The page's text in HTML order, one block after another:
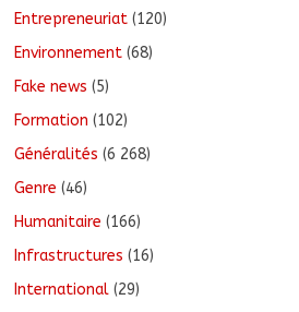
Entrepreneuriat (120)
Environnement (68)
Fake news (5)
Formation (102)
Généralités (6 268)
Genre (46)
Humanitaire (166)
Infrastructures (16)
International (29)